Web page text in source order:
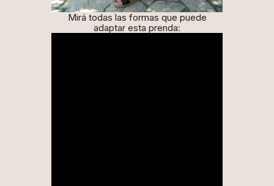
Mirá todas las formas que puede
adaptar esta prenda: